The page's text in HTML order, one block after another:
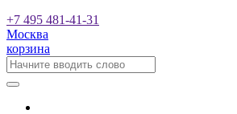
+7 495 481-41-31
Москва
корзина